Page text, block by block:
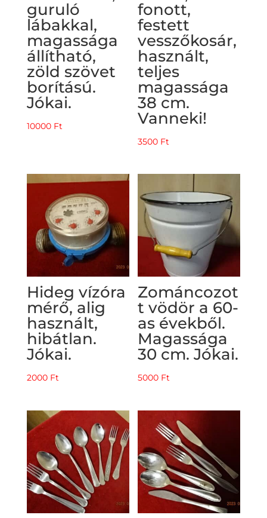
guruló
lábakkal,
magassága
állítható,
zöld szövet
borítású.
Jókai.
10000 Ft
fonott,
festett
vesszőkosár,
használt,
teljes
magassága
38 cm.
Vanneki!
3500 Ft
Hideg vízóra
mérő, alig
használt,
hibátlan.
Jókai.
2000 Ft
Zománcozot
t vödör a 60-
as évekből.
Magassága
30 cm. Jókai.
5000 Ft